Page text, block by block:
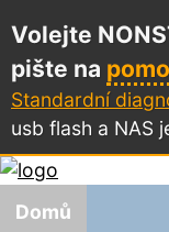
Volejte
pište na
Standardní
usb flash a NAS
Domů